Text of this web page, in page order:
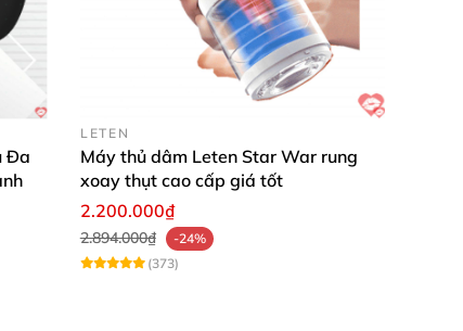
Đa
LETEN
Máy thủ dâm Leten Star War rung
xoay thụt cao cấp giá tốt
2.200.000₫
2.894.000₫
-24%
(373)